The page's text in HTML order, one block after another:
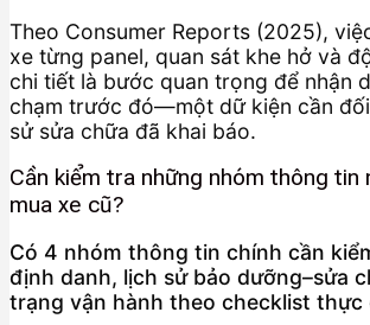
Theo Consumer Reports (2025),
xe từng panel, quan sát khe hở và
chi tiết là bước quan trọng để nhận
chạm trước đó—một dữ kiện cần
sử sửa chữa đã khai báo.
Cần kiểm tra những nhóm thông tin
mua xe cũ?
Có 4 nhóm thông tin chính cần
định danh, lịch sử bảo dưỡng–sửa
trạng vận hành theo checklist thực